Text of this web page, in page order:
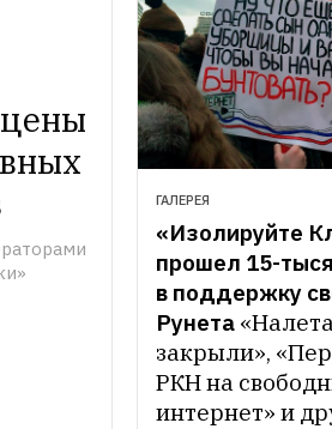
ГАЛЕРЕЯ
«Изолируйте
прошел 15-
в поддержку
Рунета
закрыли»,
РКН на
интернет» и